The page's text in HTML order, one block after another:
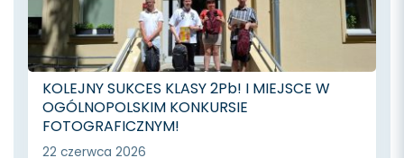
KOLEJNY SUKCES KLASY 2Pb! I MIEJSCE W
OGÓLNOPOLSKIM KONKURSIE
FOTOGRAFICZNYM!
22 czerwca 2026